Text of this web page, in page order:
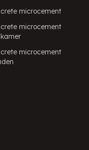
microcement
microcement
microcement